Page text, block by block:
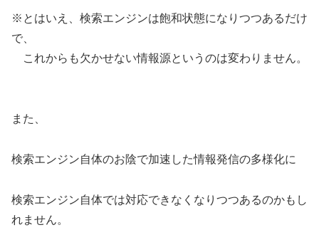
※とはいえ、検索エンジンは飽和状態になりつつあるだけ
で、
これからも欠かせない情報源というのは変わりません。
また、
検索エンジン自体のお陰で加速した情報発信の多様化に
検索エンジン自体では対応できなくなりつつあるのかもし
れません。